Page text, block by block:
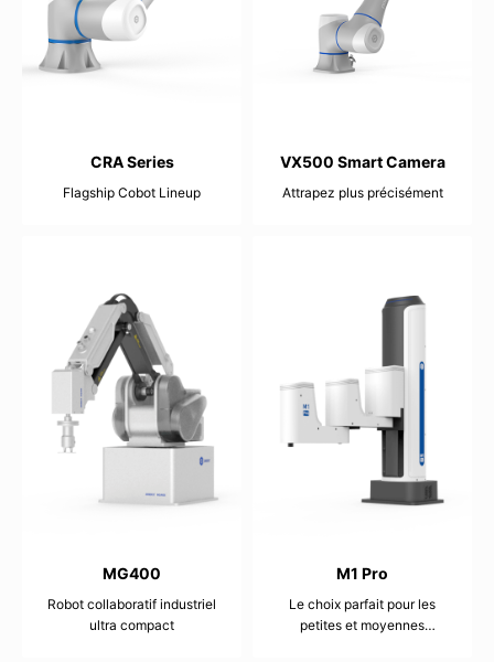
CRA Series
Flagship Cobot Lineup
Up to ±0.02mm
VX500 Smart Camera
Attrapez plus précisément
MG400
Robot collaboratif industriel
ultra compact
M1 Pro
Le choix parfait pour les
petites et moyennes